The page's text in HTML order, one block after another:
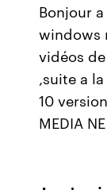
Bonjour
windows
vidéos
,suite a
10
MEDIA